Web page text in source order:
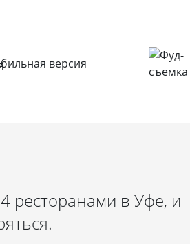
версия
ресторанами в Уфе, и